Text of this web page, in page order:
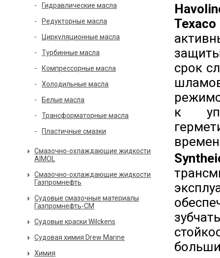
Texaco
срок
к
Гидравлические масла
Редукторные масла
Циркуляционные масла
Турбинные масла
Компрессорные масла
Холодильные масла
Белые масла
Трансформаторные масла
Пластичные смазки
Смазочно-охлаждающие жидкости
AIMOL
Смазочно-охлаждающие жидкости
Газпромнефть
Судовые смазочные материалы
Газпромнефть-СМ
Судовые краски Wilckens
Судовая химия Drew Marine
Химия